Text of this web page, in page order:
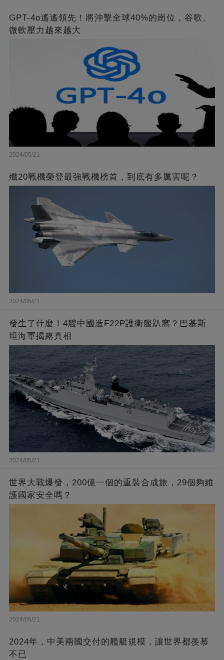
GPT-4o遙遙領先！將沖擊全球40%的崗位，谷歌、
微軟壓力越來越大
2024/05/21
殲20戰機榮登最強戰機榜首，到底有多厲害呢？
2024/05/21
發生了什麼！4艘中國造F22P護衛艦趴窩？巴基斯
坦海軍揭露真相
2024/05/21
世界大戰爆發，200億一個的重裝合成旅，29個夠維
護國家安全嗎？
2024/05/21
2024年，中美兩國交付的艦艇規模，讓世界都羨慕
不已